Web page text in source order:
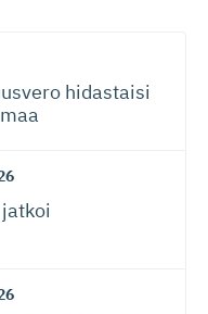
hidastaisi